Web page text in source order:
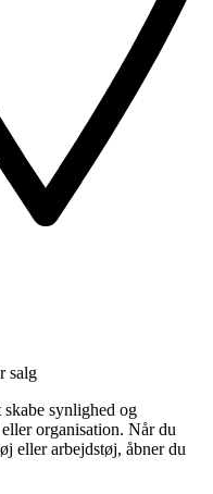
salg
synlighed og
organisation. Når du
eller arbejdstøj, åbner du